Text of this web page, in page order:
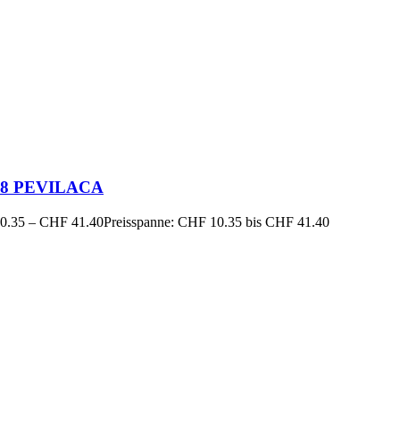
PEVILACA
– CHF 41.40Preisspanne: CHF 10.35 bis CHF 41.40